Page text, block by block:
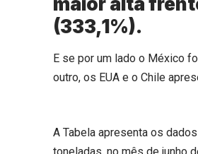
(333,1%).
E se por um lado o México
outro, os EUA e o Chile
A Tabela apresenta os